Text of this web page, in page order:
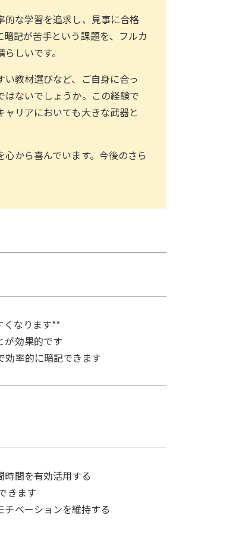
的な学習を追求し、見事に合格
記が苦手という課題を、フルカ
しいです。
教材選びなど、ご自身に合っ
ないでしょうか。この経験で
リアにおいても大きな武器と
から喜んでいます。今後のさら
くなります**
が効果的です
効率的に暗記できます
時間を有効活用する
きます
ベーションを維持する